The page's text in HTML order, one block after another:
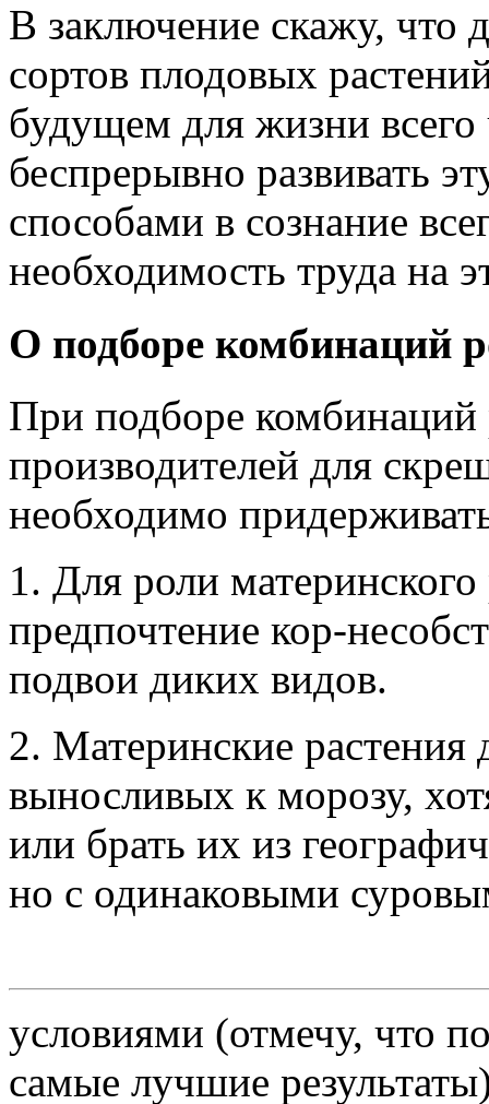
В заключение скажу, что
сортов плодовых
будущем для жизни всего
беспрерывно развивать
способами в сознание
необходимость труда на
О подборе комбинаций
При подборе комбинаций
производителей для
необходимо
1. Для роли
предпочтение кор-
подвои диких видов.
2. Материнские
выносливых к морозу,
или брать их из
но с одинаковыми
условиями (отмечу, что
самые лучшие